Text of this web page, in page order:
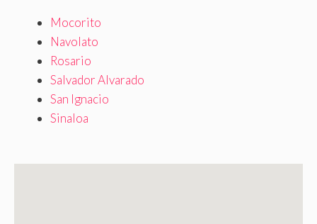
Mocorito
Navolato
Rosario
Salvador Alvarado
San Ignacio
Sinaloa